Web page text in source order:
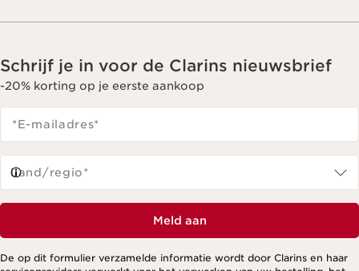
Schrijf je in voor de Clarins nieuwsbrief
-20% korting op je eerste aankoop
*E-mailadres*
Land/regio*
Meld aan
De op dit formulier verzamelde informatie wordt door Clarins en haar